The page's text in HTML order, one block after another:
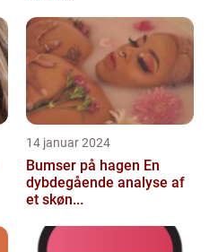
14 januar 2024
Bumser på hagen En
dybdegående analyse af
et skøn...